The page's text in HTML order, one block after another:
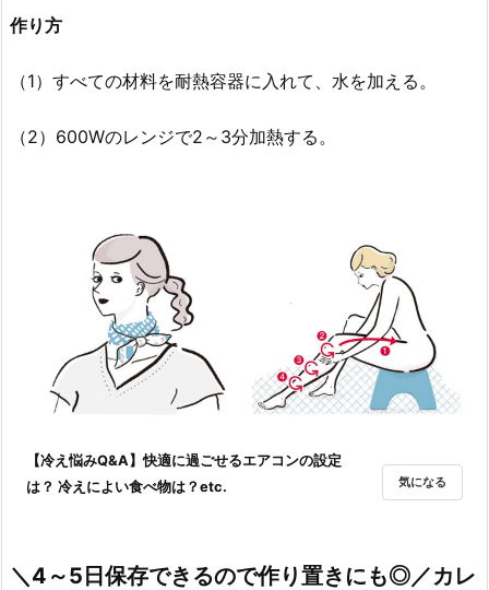
作り方
（1）すべての材料を耐熱容器に入れて、水を加える。
（2）600Wのレンジで2～3分加熱する。
【冷え悩みQ&A】快適に過ごせるエアコンの設定
は？ 冷えによい食べ物は？etc.
気になる
＼4～5日保存できるので作り置きにも◎／カレ